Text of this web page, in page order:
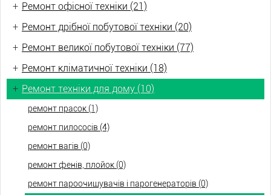
+ Ремонт офісної техніки (21)
+ Ремонт дрібної побутової техніки (20)
+ Ремонт великої побутової техніки (77)
+ Ремонт кліматичної техніки (18)
+ Ремонт техніки для дому (10)
ремонт прасок (1)
ремонт пилососів (4)
ремонт вагів (0)
ремонт фенів, плойок (0)
ремонт пароочищувачів і парогенераторів (0)